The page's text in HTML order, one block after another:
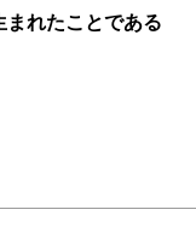
れたことである